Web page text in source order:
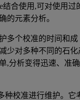
结合使用,可对使用过
的元素分析。
多个校准的时间和成
少对多种不同的石化
,分析变得迅速、准确
种校准进行维护。它